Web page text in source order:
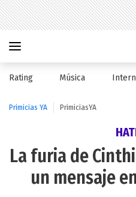
Rating Música
Primicias YA PrimiciasYA
La furia de
un mensaje